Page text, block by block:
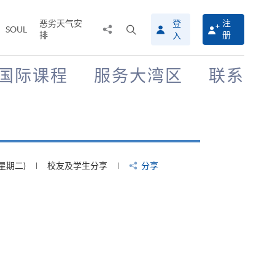
SOUL
恶劣天气安
排
搜
寻
介
登
入
注
册
国际课程 服务大湾区 联系
期四) 校友及学生分享 分享